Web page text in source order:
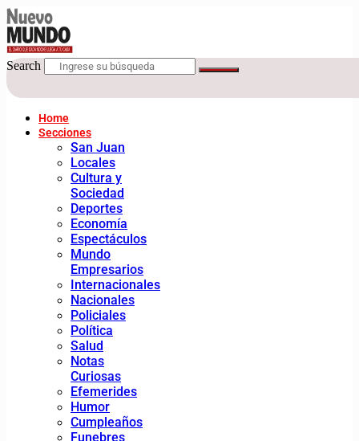
Search
Home
Secciones
San Juan
Locales
Cultura y
Sociedad
Deportes
Economía
Espectáculos
Mundo
Empresarios
Internacionales
Nacionales
Policiales
Política
Salud
Notas
Curiosas
Efemerides
Humor
Cumpleaños
Funebres